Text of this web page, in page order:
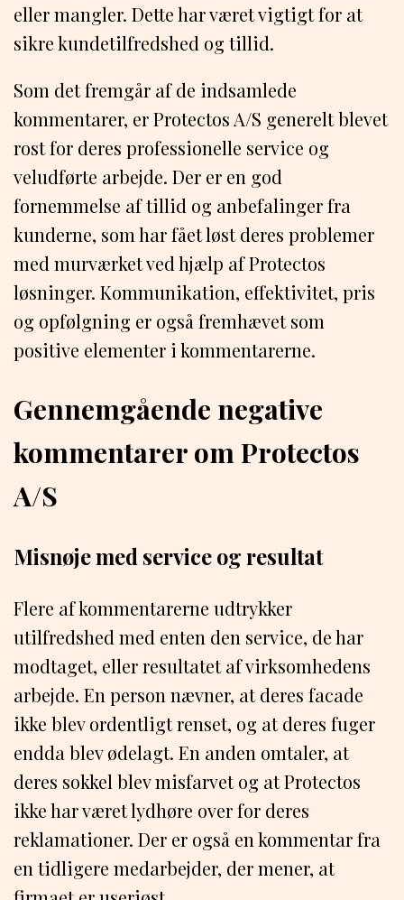
eller mangler. Dette har været vigtigt for at
sikre kundetilfredshed og tillid.
Som det fremgår af de indsamlede
kommentarer, er Protectos A/S generelt blevet
rost for deres professionelle service og
veludførte arbejde. Der er en god
fornemmelse af tillid og anbefalinger fra
kunderne, som har fået løst deres problemer
med murværket ved hjælp af Protectos
løsninger. Kommunikation, effektivitet, pris
og opfølgning er også fremhævet som
positive elementer i kommentarerne.
Gennemgående negative
kommentarer om Protectos
A/S
Misnøje med service og resultat
Flere af kommentarerne udtrykker
utilfredshed med enten den service, de har
modtaget, eller resultatet af virksomhedens
arbejde. En person nævner, at deres facade
ikke blev ordentligt renset, og at deres fuger
endda blev ødelagt. En anden omtaler, at
deres sokkel blev misfarvet og at Protectos
ikke har været lydhøre over for deres
reklamationer. Der er også en kommentar fra
en tidligere medarbejder, der mener, at